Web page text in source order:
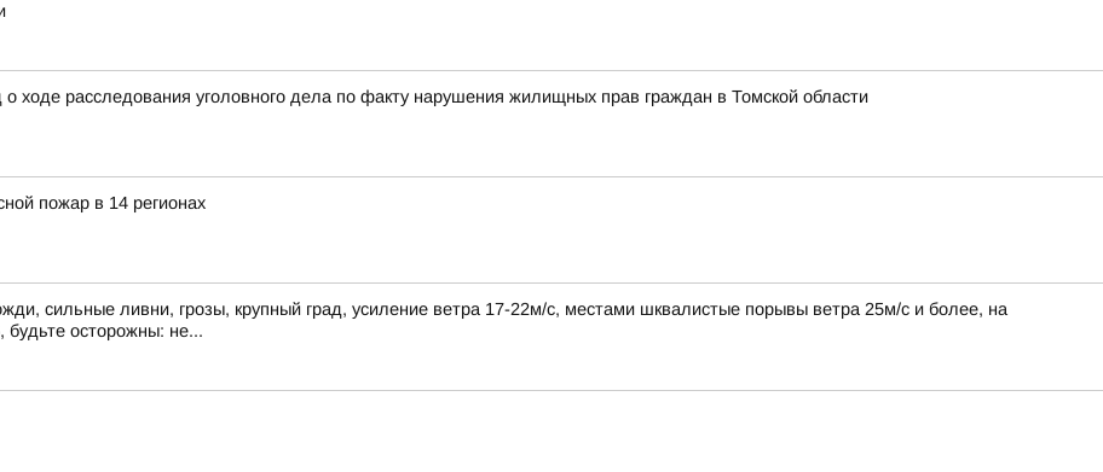
ходе расследования уголовного дела по факту нарушения жилищных прав граждан в Томской области
пожар в 14 регионах
сильные ливни, грозы, крупный град, усиление ветра 17-22м/с, местами шквалистые порывы ветра 25м/с и более, на
будьте осторожны: не...